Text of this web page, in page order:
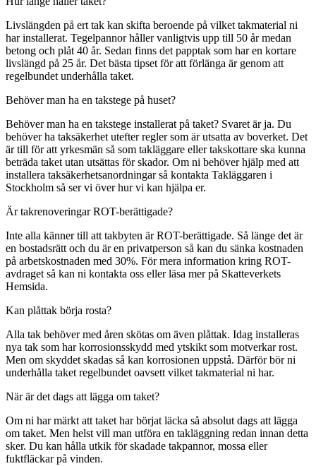
Livslängden på ert tak kan skifta beroende på vilket takmaterial ni
har installerat. Tegelpannor håller vanligtvis upp till 50 år medan
betong och plåt 40 år. Sedan finns det papptak som har en kortare
livslängd på 25 år. Det bästa tipset för att förlänga är genom att
regelbundet underhålla taket.
Behöver man ha en takstege på huset?
Behöver man ha en takstege installerat på taket? Svaret är ja. Du
behöver ha taksäkerhet utefter regler som är utsatta av boverket. Det
är till för att yrkesmän så som takläggare eller takskottare ska kunna
beträda taket utan utsättas för skador. Om ni behöver hjälp med att
installera taksäkerhetsanordningar så kontakta Takläggaren i
Stockholm så ser vi över hur vi kan hjälpa er.
Är takrenoveringar ROT-berättigade?
Inte alla känner till att takbyten är ROT-berättigade. Så länge det är
en bostadsrätt och du är en privatperson så kan du sänka kostnaden
på arbetskostnaden med 30%. För mera information kring ROT-
avdraget så kan ni kontakta oss eller läsa mer på Skatteverkets
Hemsida.
Kan plåttak börja rosta?
Alla tak behöver med åren skötas om även plåttak. Idag installeras
nya tak som har korrosionsskydd med ytskikt som motverkar rost.
Men om skyddet skadas så kan korrosionen uppstå. Därför bör ni
underhålla taket regelbundet oavsett vilket takmaterial ni har.
När är det dags att lägga om taket?
Om ni har märkt att taket har börjat läcka så absolut dags att lägga
om taket. Men helst vill man utföra en takläggning redan innan detta
sker. Du kan hålla utkik för skadade takpannor, mossa eller
fuktfläckar på vinden.